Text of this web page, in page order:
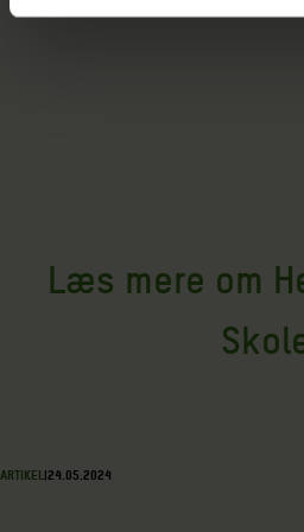
Læs mere om
ARTIKEL|24.05.2024